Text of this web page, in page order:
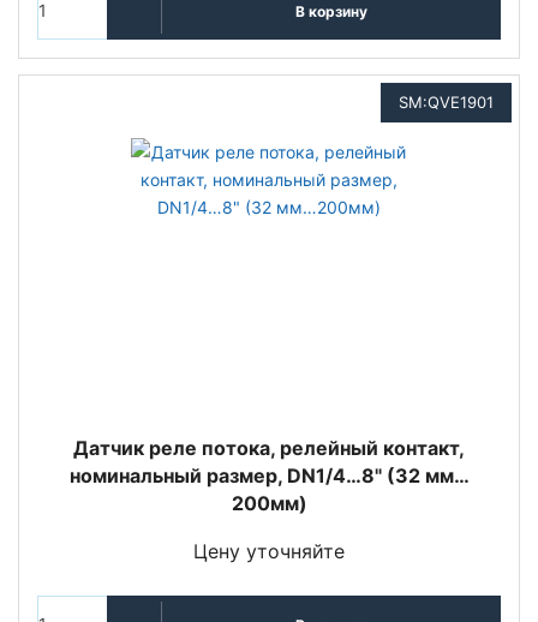
В корзину
SM:QVE1901
Датчик реле потока, релейный контакт,
номинальный размер, DN1/4…8" (32 мм…
200мм)
Цену уточняйте